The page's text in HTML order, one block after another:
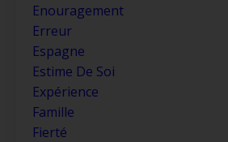
Enouragement
Erreur
Espagne
Estime De Soi
Expérience
Famille
Fierté